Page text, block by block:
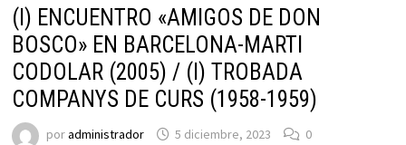
(I) ENCUENTRO «AMIGOS DE DON
BOSCO» EN BARCELONA-MARTI
CODOLAR (2005) / (I) TROBADA
COMPANYS DE CURS (1958-1959)
poradministrador 5 diciembre, 2023 0